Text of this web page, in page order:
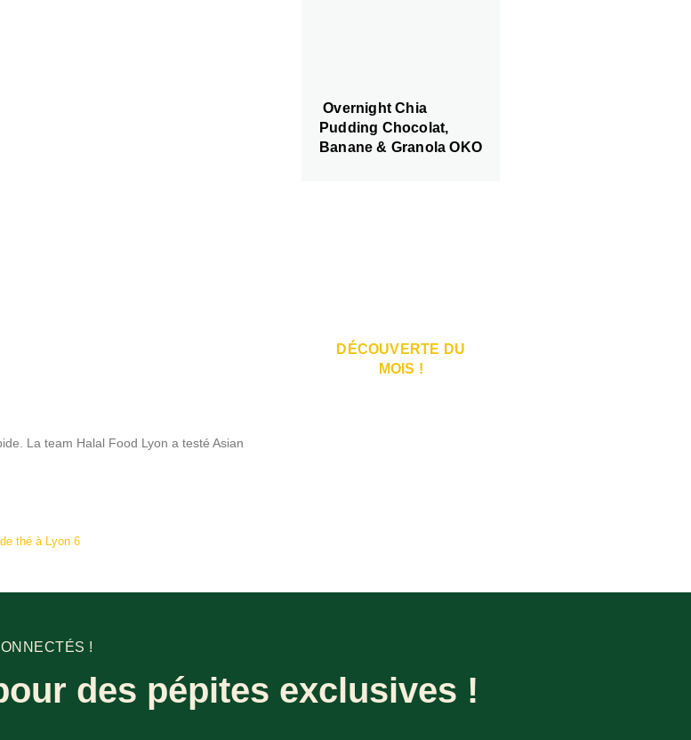
La team Halal Food Lyon a testé Asian
Overnight Chia
Pudding Chocolat,
Banane & Granola OKO
DÉCOUVERTE DU
MOIS !
thé à Lyon 6
!
des pépites exclusives !